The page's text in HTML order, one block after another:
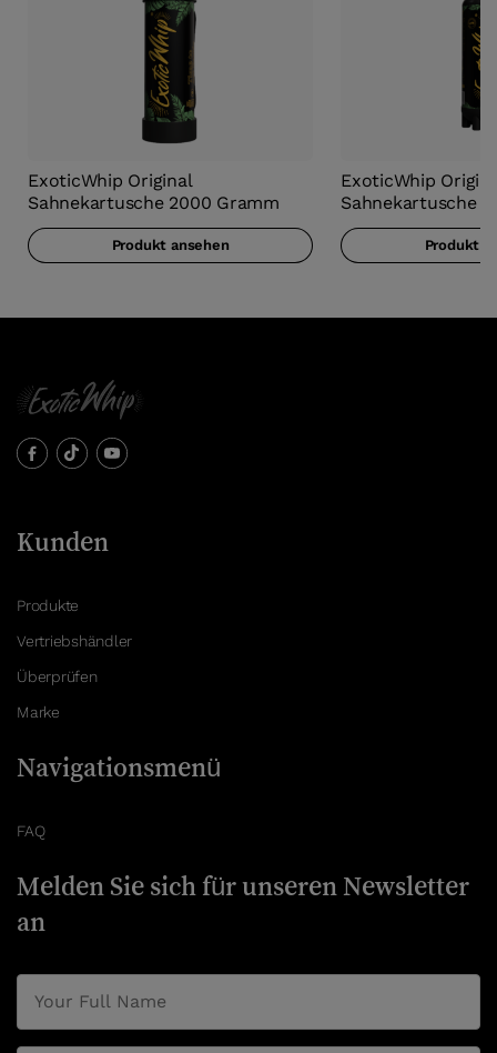
ExoticWhip Original
Sahnekartusche 2000 Gramm
Produkt ansehen
ExoticWhip
Sahnekartusche
Produkt
Kunden
Produkte
Vertriebshändler
Überprüfen
Marke
Navigationsmenü
FAQ
Melden Sie sich für unseren Newsletter
an